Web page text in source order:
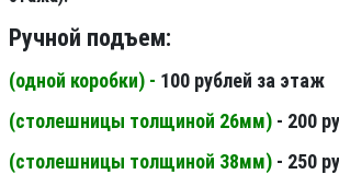
Ручной подъем:
(одной коробки) - 100 рублей за этаж
(столешницы толщиной 26мм) - 200
(столешницы толщиной 38мм) - 250